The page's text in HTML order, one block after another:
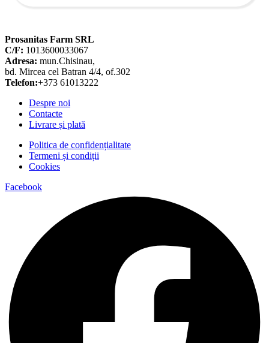
Prosanitas Farm SRL
C/F: 1013600033067
Adresa: mun.Chisinau,
bd. Mircea cel Batran 4/4, of.302
Telefon:+373 61013222
Despre noi
Contacte
Livrare și plată
Politica de confidențialitate
Termeni și condiții
Cookies
Facebook